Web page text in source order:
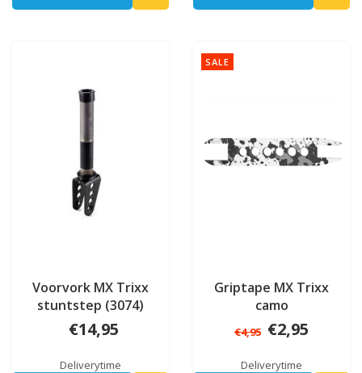
Voorvork MX Trixx
stuntstep (3074)
€14,95
Deliverytime
SALE
Griptape MX Trixx
camo
€4,95 €2,95
Deliverytime